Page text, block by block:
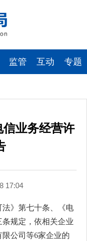
监管 互动 专题
业务经营许
17:04
》第七十条、《电
规定，依相关企业
公司等6家企业的